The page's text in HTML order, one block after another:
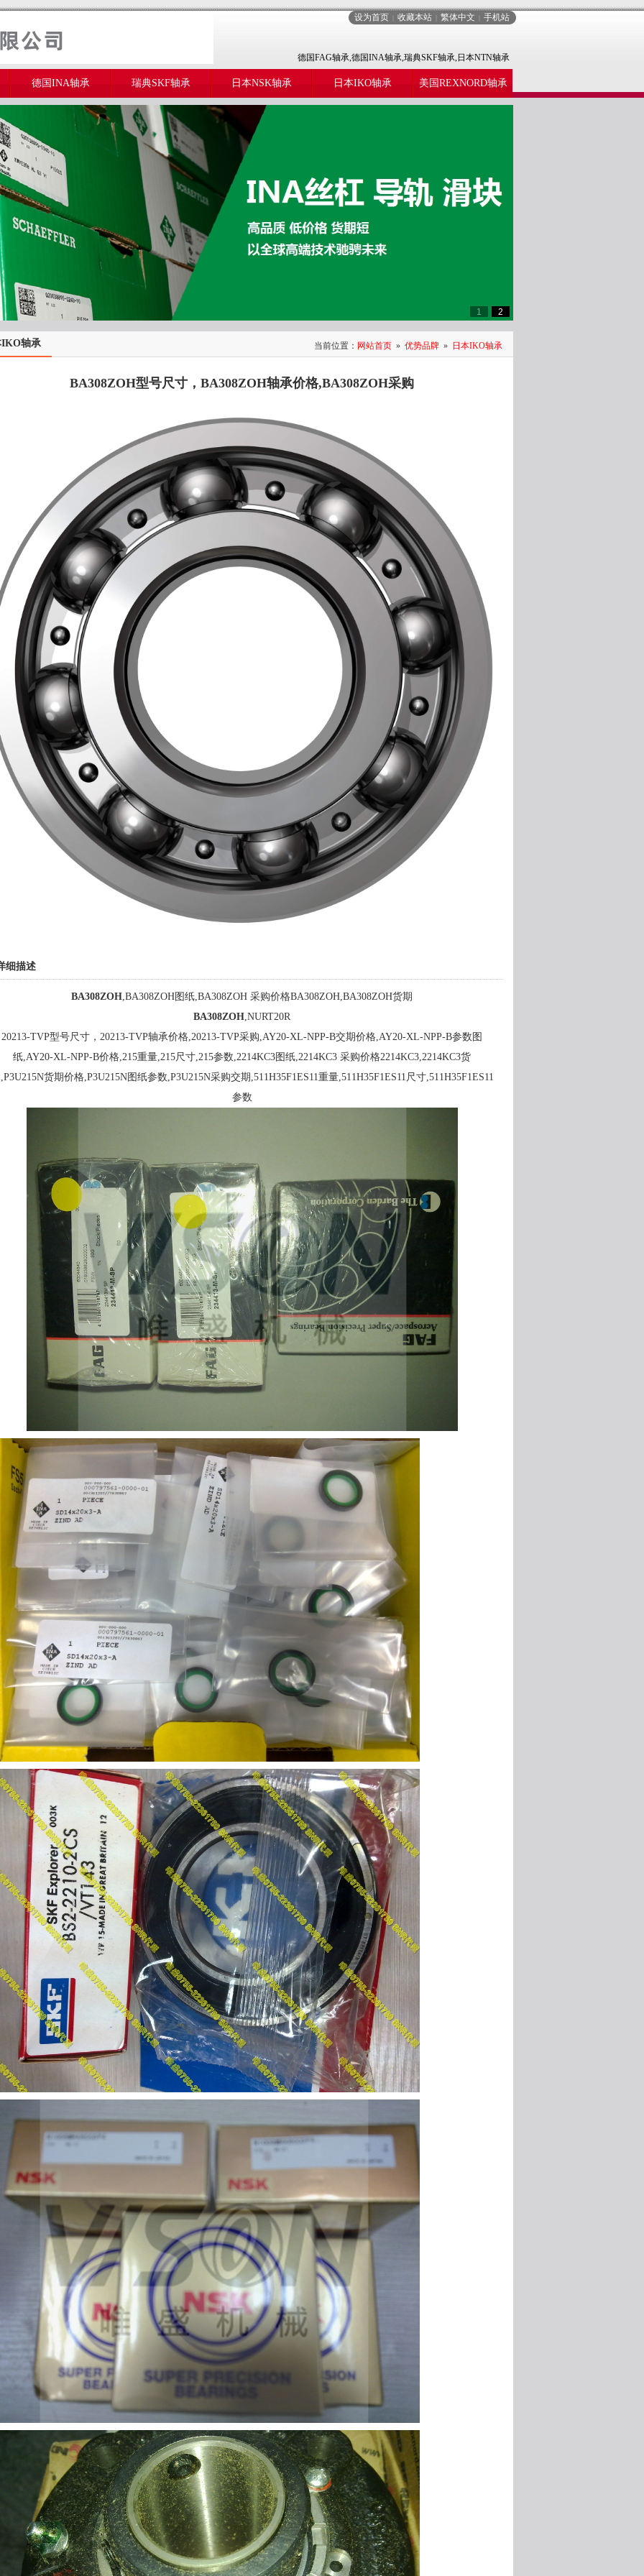
设为首页 收藏本站 繁体中文 手机站
德国FAG轴承,德国INA轴承,瑞典SKF轴承,日本NTN轴承
德国INA轴承 瑞典SKF轴承 日本NSK轴承 日本IKO轴承 美国REXNORD轴承
1 2
当前位置： 网站首页 » 优势品牌 » 日本IKO轴承
IKO轴承
BA308ZOH型号尺寸，BA308ZOH轴承价格,BA308ZOH采购
细描述
BA308ZOH,BA308ZOH图纸,BA308ZOH 采购价格BA308ZOH,BA308ZOH货期
BA308ZOH,NURT20R
20213-TVP型号尺寸，20213-TVP轴承价格,20213-TVP采购,AY20-XL-NPP-B交期价格,AY20-XL-NPP-B参数图
纸,AY20-XL-NPP-B价格,215重量,215尺寸,215参数,2214KC3图纸,2214KC3 采购价格2214KC3,2214KC3货
货期价格,P3U215N图纸参数,P3U215N采购交期,511H35F1ES11重量,511H35F1ES11尺寸,511H35F1ES11
参数